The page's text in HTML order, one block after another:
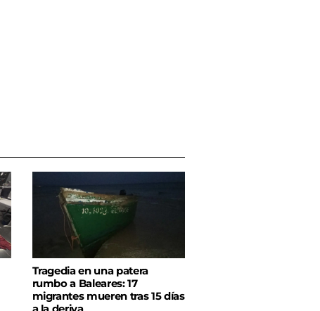
Tragedia en una patera
rumbo a Baleares: 17
migrantes mueren tras 15 días